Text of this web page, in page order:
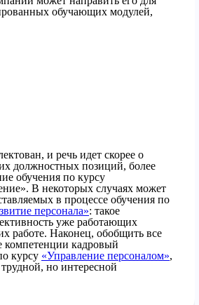
обучающих модулей,
и речь идет скорее о
должностных позиций, более
обучения по курсу
В некоторых случаях может
в процессе обучения по
персонала»: такое
уже работающих
работе. Наконец, обобщить все
кадровый
курсу «Управление персоналом»,
но интересной